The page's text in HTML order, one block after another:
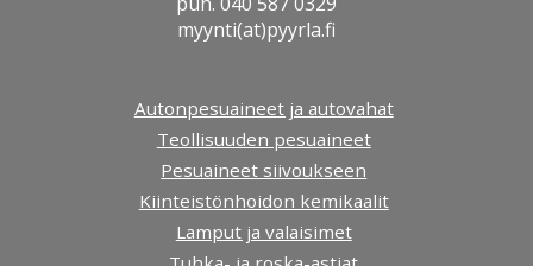
myynti(at)pyyrla.fi
Autonpesuaineet ja autovahat
Teollisuuden pesuaineet
Pesuaineet siivoukseen
Kiinteistönhoidon kemikaalit
Lamput ja valaisimet